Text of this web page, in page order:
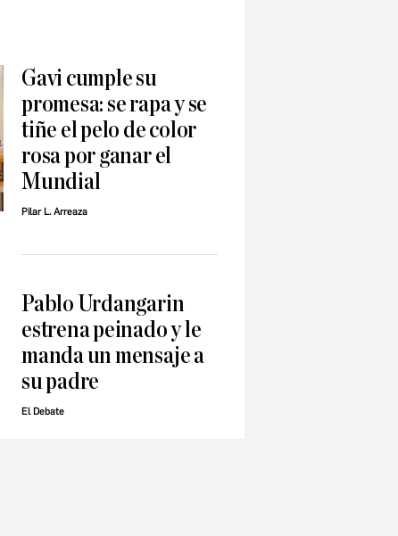
Gavi cumple su
promesa: se rapa y se
tiñe el pelo de color
rosa por ganar el
Mundial
Pilar L. Arreaza
Pablo Urdangarin
estrena peinado y le
manda un mensaje a
su padre
El Debate